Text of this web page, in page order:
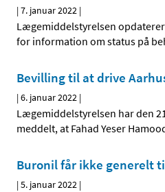
|7. januar 2022 |
Lægemiddelstyrelsen
for information om status på
Bevilling til at drive
|6. januar 2022 |
Lægemiddelstyrelsen har den
meddelt, at Fahad Yeser
Buronil får ikke generelt
|5. januar 2022 |